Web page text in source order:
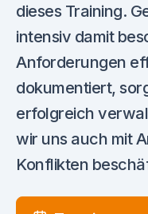
dieses Training.
intensiv damit
Anforderungen
dokumentiert,
erfolgreich
wir uns auch mit
Konflikten